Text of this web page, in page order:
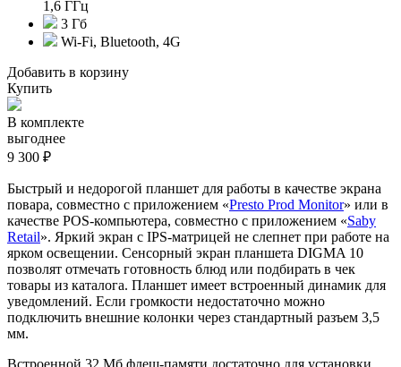
1,6 ГГц
3 Гб
Wi-Fi, Bluetooth, 4G
Добавить в корзину
Купить
В комплекте
выгоднее
9 300 ₽
Быстрый и недорогой планшет для работы в качестве экрана
повара, совместно с приложением «Presto Prod Monitor» или в
качестве POS-компьютера, совместно с приложением «Saby
Retail». Яркий экран с IPS-матрицей не слепнет при работе на
ярком освещении. Сенсорный экран планшета DIGMA 10
позволят отмечать готовность блюд или подбирать в чек
товары из каталога. Планшет имеет встроенный динамик для
уведомлений. Если громкости недостаточно можно
подключить внешние колонки через стандартный разъем 3,5
мм.
Встроенной 32 Мб флеш-памяти достаточно для установки